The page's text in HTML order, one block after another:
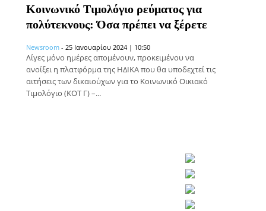
Κοινωνικό Τιμολόγιο ρεύματος για
πολύτεκνους: Όσα πρέπει να ξέρετε
Newsroom - 25 Ιανουαρίου 2024 | 10:50
Λίγες μόνο ημέρες απομένουν, προκειμένου να
ανοίξει η πλατφόρμα της ΗΔΙΚΑ που θα υποδεχτεί τις
αιτήσεις των δικαιούχων για το Κοινωνικό Οικιακό
Τιμολόγιο (ΚΟΤ Γ) –...